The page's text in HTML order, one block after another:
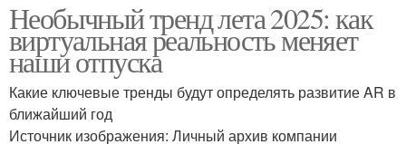
Необычный тренд лета 2025: как
виртуальная реальность меняет
наши отпуска
Какие ключевые тренды будут определять развитие AR в
ближайший год
Источник изображения: Личный архив компании